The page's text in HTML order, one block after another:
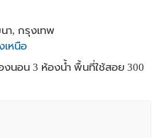
า, กรุงเทพ
เหนือ
งนอน 3 ห้องน้ำ พื้นที่ใช้สอย 300